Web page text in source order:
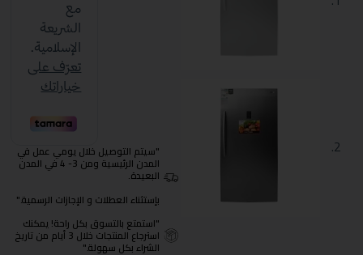
"سيتم التوصيل خلال يومي عمل في
المدن الرئيسية ومن 3- 4 في المدن
البعيدة.
بإستثناء العطلات و الإجازات الرسمية."
"استمتع بالتسوق بكل راحة! يمكنك
استرجاع المنتجات خلال 3 أيام من تاريخ
الشراء بكل سهولة."